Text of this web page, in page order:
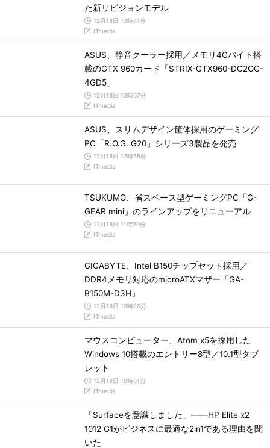
た新リビジョンモデル
12月18日 13時41分
ITmedia
ASUS、静音クーラー採用／メモリ4Gバイト搭
載のGTX 960カード「STRIX-GTX960-DC2OC-
4GD5」
12月18日 13時07分
ITmedia
ASUS、スリムデザイン筐体採用のゲーミング
PC「R.O.G. G20」シリーズ3製品を発売
12月18日 12時55分
ITmedia
TSUKUMO、省スペース型ゲーミングPC「G-
GEAR mini」のラインアップをリニューアル
12月18日 11時20分
ITmedia
GIGABYTE、Intel B150チップセット採用／
DDR4メモリ対応のmicroATXマザー「GA-
B150M-D3H」
12月18日 10時26分
ITmedia
マウスコンピューター、Atom x5を採用した
Windows 10搭載のエントリー8型／10.1型タブ
レット
12月18日 10時01分
ITmedia
「Surfaceを意識しました」――HP Elite x2
1012 G1がビジネスに最適な2in1である理由を聞
いた